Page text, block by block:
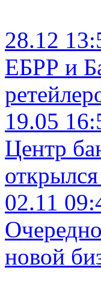
28.12
ЕБРР и
19.05
Центр
02.11
новой